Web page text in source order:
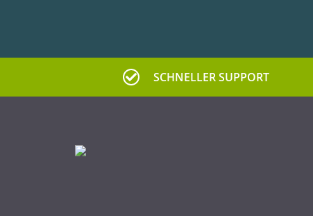
SCHNELLER SUPPORT